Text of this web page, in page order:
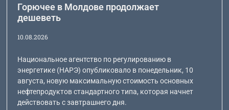
Горючее в Молдове продолжает
дешеветь
10.08.2026
Национальное агентство по регулированию в
энергетике (НАРЭ) опубликовало в понедельник, 10
августа, новую максимальную стоимость основных
нефтепродуктов стандартного типа, которая начнет
действовать с завтрашнего дня.